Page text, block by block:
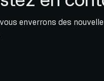
enverrons des